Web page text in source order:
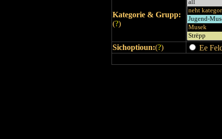
Kategorie & Grupp:
(?)
Sichoptioun:(?) Ee